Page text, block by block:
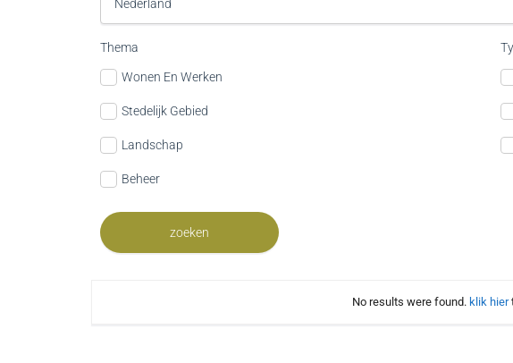
Thema
Wonen En Werken
Stedelijk Gebied
Landschap
Beheer
No results were found. klik hier